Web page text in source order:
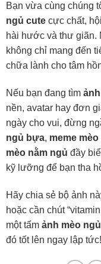
Bạn vừa cùng chúng
ngủ cute cực chất,
hài hước và thư giãn.
không chỉ mang đến
chữa lành cho tâm
Nếu bạn đang tìm
nền, avatar hay đơn
ngày cho vui, đừng
ngủ bựa, meme
mèo nằm ngủ đầy
kỹ lưỡng để bạn tha
Hãy chia sẻ bộ ảnh
hoặc cần chút
một tấm ảnh mèo
đó tốt lên ngay lập tức!